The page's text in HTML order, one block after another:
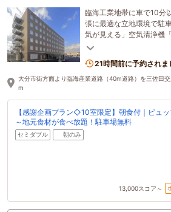
臨海工業地帯に車で10分
張に最適な立地環境で駐
気が見える」空気清浄機
スや花粉等の不安要素を
21時間前に予約されま
大分市街方面より臨海産業道路（40m道路）を三佐田
m
【感謝企画プラン◇10室限定】朝食付｜ビュ
～地元食材が食べ放題！駐車場無料
セミダブル 朝のみ
13,000スコア～